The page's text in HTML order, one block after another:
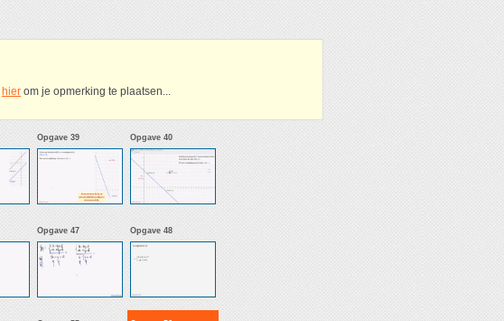
hier om je opmerking te plaatsen...
Opgave 39 Opgave 40
Opgave 47 Opgave 48